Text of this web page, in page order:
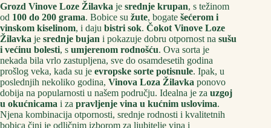
Grozd Vinove Loze Žilavka je srednje krupan, s težinom
od 100 do 200 grama. Bobice su žute, bogate šećerom i
vinskom kiselinom, i daju bistri sok. Čokot Vinove Loze
Žilavka je srednje bujan i pokazuje dobru otpornost na sušu
i većinu bolesti, s umjerenom rodnošću. Ova sorta je
nekada bila vrlo zastupljena, sve do osamdesetih godina
prošlog veka, kada su je evropske sorte potisnule. Ipak, u
poslednjih nekoliko godina, Vinova Loza Žilavka ponovo
dobija na popularnosti u našem području. Idealna je za uzgoj
u okućnicama i za pravljenje vina u kućnim uslovima.
Njena kombinacija otpornosti, srednje rodnosti i kvalitetnih
bobica čini je odličnim izborom za ljubitelje vina i